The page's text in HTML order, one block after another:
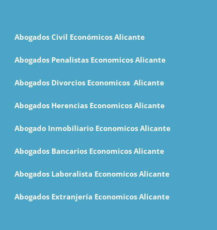
Abogados Civil Económicos Alicante
Abogados Penalistas Economicos Alicante
Abogados Divorcios Economicos Alicante
Abogados Herencias Economicos Alicante
Abogado Inmobiliario Economicos Alicante
Abogados Bancarios Economicos Alicante
Abogados Laboralista Economicos Alicante
Abogados Extranjería Economicos Alicante